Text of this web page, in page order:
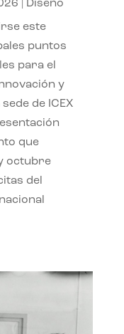
Diseño
este
puntos
para el
y
de ICEX
que
octubre
del